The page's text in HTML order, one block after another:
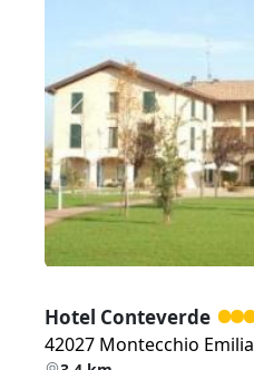
Zurück
Hotel Conteverde
42027 Montecchio Emilia